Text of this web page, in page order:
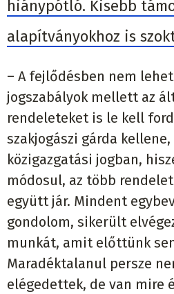
hiánypótló. Kisebb
alapítványokhoz is
– A fejlődésben nem
jogszabályok mellett az
rendeleteket is le kell
szakjogászi gárda
közigazgatási jogban,
módosul, az több
együtt jár. Mindent
gondolom, sikerült
munkát, amit előttünk
Maradéktalanul persze
elégedettek, de van mire